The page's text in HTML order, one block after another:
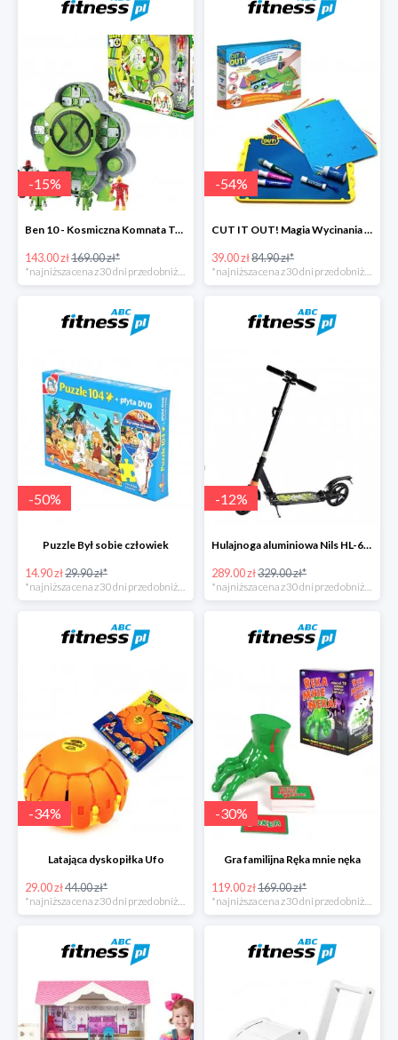
-15%
Ben 10 - Kosmiczna Komnata Transformacji
143.00 zł169.00 zł*
*najniższa cena z 30 dni przed obniżką
-54%
CUT IT OUT! Magia Wycinania - Zestaw małego projektanta
39.00 zł84.90 zł*
*najniższa cena z 30 dni przed obniżką
-50%
Puzzle Był sobie człowiek
14.90 zł29.90 zł*
-12%
Hulajnoga aluminiowa Nils HL-688
289.00 zł329.00 zł*
-34%
Latająca dyskopiłka Ufo
29.00 zł44.00 zł*
-30%
Gra familijna Ręka mnie nęka
119.00 zł169.00 zł*